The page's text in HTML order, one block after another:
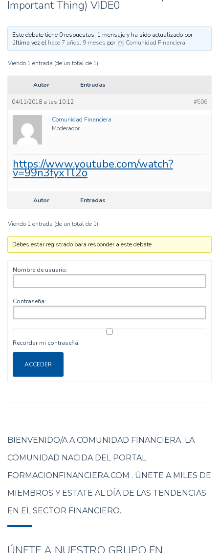
Important Thing) VIDE0
Este debate tiene 0 respuestas, 1 mensaje y ha sido actualizado por
última vez el hace 7 años, 9 meses por Comunidad Financiera.
Viendo 1 entrada (de un total de 1)
Autor Entradas
04/11/2018 a las 10:12 #506
Comunidad Financiera
Moderador
https://www.youtube.com/watch?
v=99n3fyxTl2o
Autor Entradas
Viendo 1 entrada (de un total de 1)
Debes estar registrado para responder a este debate.
Nombre de usuario:
Contraseña:
Recordar mi contraseña
ACCEDER
BIENVENIDO/A A COMUNIDAD FINANCIERA. LA
COMUNIDAD NACIDA DEL PORTAL
FORMACIONFINANCIERA.COM . ÚNETE A MILES DE
MIEMBROS Y ESTATE AL DÍA DE LAS TENDENCIAS
EN EL SECTOR FINANCIERO.